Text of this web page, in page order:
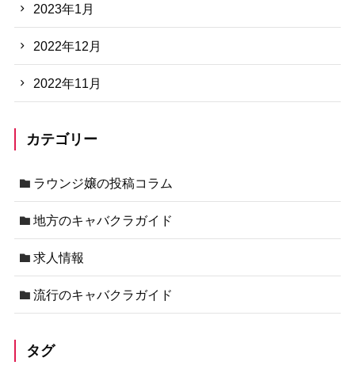
2023年1月
2022年12月
2022年11月
カテゴリー
ラウンジ嬢の投稿コラム
地方のキャバクラガイド
求人情報
流行のキャバクラガイド
タグ